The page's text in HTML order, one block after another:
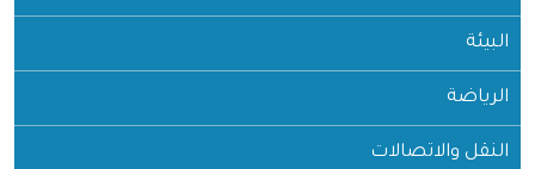
البيئة
الرياضة
النقل والاتصالات